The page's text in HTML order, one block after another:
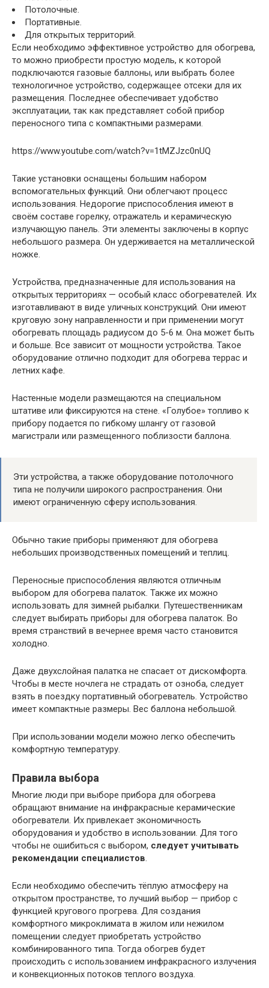
Потолочные.
Портативные.
Для открытых территорий.
Если необходимо эффективное устройство для обогрева,
то можно приобрести простую модель, к которой
подключаются газовые баллоны, или выбрать более
технологичное устройство, содержащее отсеки для их
размещения. Последнее обеспечивает удобство
эксплуатации, так как представляет собой прибор
переносного типа с компактными размерами.
https://www.youtube.com/watch?v=1tMZJzc0nUQ
Такие установки оснащены большим набором
вспомогательных функций. Они облегчают процесс
использования. Недорогие приспособления имеют в
своём составе горелку, отражатель и керамическую
излучающую панель. Эти элементы заключены в корпус
небольшого размера. Он удерживается на металлической
ножке.
Устройства, предназначенные для использования на
открытых территориях — особый класс обогревателей. Их
изготавливают в виде уличных конструкций. Они имеют
круговую зону направленности и при применении могут
обогревать площадь радиусом до 5-6 м. Она может быть
и больше. Все зависит от мощности устройства. Такое
оборудование отлично подходит для обогрева террас и
летних кафе.
Настенные модели размещаются на специальном
штативе или фиксируются на стене. «Голубое» топливо к
прибору подается по гибкому шлангу от газовой
магистрали или размещенного поблизости баллона.
Эти устройства, а также оборудование потолочного
типа не получили широкого распространения. Они
имеют ограниченную сферу использования.
Обычно такие приборы применяют для обогрева
небольших производственных помещений и теплиц.
Переносные приспособления являются отличным
выбором для обогрева палаток. Также их можно
использовать для зимней рыбалки. Путешественникам
следует выбирать приборы для обогрева палаток. Во
время странствий в вечернее время часто становится
холодно.
Даже двухслойная палатка не спасает от дискомфорта.
Чтобы в месте ночлега не страдать от озноба, следует
взять в поездку портативный обогреватель. Устройство
имеет компактные размеры. Вес баллона небольшой.
При использовании модели можно легко обеспечить
комфортную температуру.
Правила выбора
Многие люди при выборе прибора для обогрева
обращают внимание на инфракрасные керамические
обогреватели. Их привлекает экономичность
оборудования и удобство в использовании. Для того
чтобы не ошибиться с выбором, следует учитывать
рекомендации специалистов
Если необходимо обеспечить тёплую атмосферу на
открытом пространстве, то лучший выбор — прибор с
функцией кругового прогрева. Для создания
комфортного микроклимата в жилом или нежилом
помещении следует приобретать устройство
комбинированного типа. Тогда обогрев будет
происходить с использованием инфракрасного излучения
и конвекционных потоков теплого воздуха.